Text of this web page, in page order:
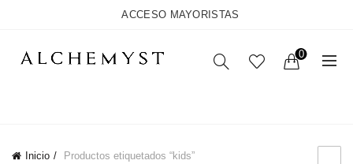
ACCESO MAYORISTAS
0
Inicio Productos etiquetados “kids”